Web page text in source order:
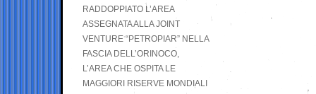
RADDOPPIATO L’AREA
ASSEGNATA ALLA JOINT
VENTURE “PETROPIAR” NELLA
FASCIA DELL’ORINOCO,
L’AREA CHE OSPITA LE
MAGGIORI RISERVE MONDIALI